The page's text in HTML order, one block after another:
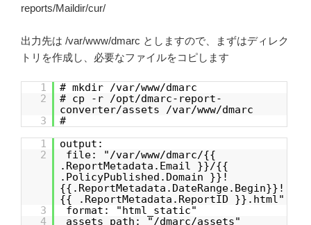
reports/Maildir/cur/
出力先は /var/www/dmarc としますので、まずはディレク
トリを作成し、必要なファイルをコピします
1
# mkdir /var/www/dmarc
2
# cp -r /opt/dmarc-report-
converter/assets /var/www/dmarc
3
#
1
output:
2
file: "/var/www/dmarc/{{
.ReportMetadata.Email }}/{{
.PolicyPublished.Domain }}!
{{.ReportMetadata.DateRange.Begin}}!
{{ .ReportMetadata.ReportID }}.html"
3
format: "html_static"
4
assets_path: "/dmarc/assets"